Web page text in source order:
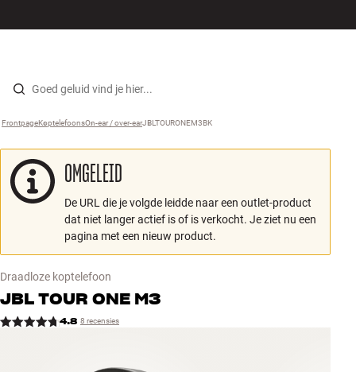
Skip to content
Luidsprekers
Koptelefoons
Surround
Tv
Systeem
Kabels
Frontpage ›
Koptelefoons ›
On-ear / over-ear ›
JBLTOURONEM3BK
OMGELEID
De URL die je volgde leidde naar een outlet-product
dat niet langer actief is of is verkocht. Je ziet nu een
pagina met een nieuw product.
Draadloze koptelefoon
JBLTOUR ONE M3
4.8 8 recensies